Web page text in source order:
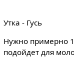
Утка - Гусь
Нужно примерно
подойдет для